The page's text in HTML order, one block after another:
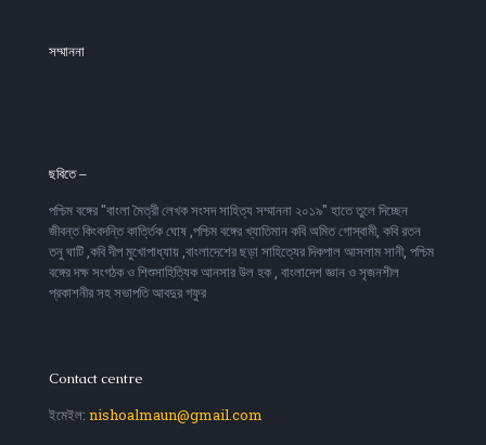
সম্মাননা
ছবিতে –
পশ্চিম বঙ্গের ''বাংলা মৈত্রী লেখক সংসদ সাহিত্য সম্মাননা ২০১৯'' হাতে তুলে দিচ্ছেন
জীবন্ত কিংবদন্তি কার্ত্তিক ঘোষ ,পশ্চিম বঙ্গের খ্যাতিমান কবি অমিত গোস্বামী, কবি রতন
তনু ঘাটি ,কবি দীপ মুখোপাধ্যায় ,বাংলাদেশের ছড়া সাহিত্যের দিকপাল আসলাম সানী, পশ্চিম
বঙ্গের দক্ষ সংগঠক ও শিশুসাহিত্যিক আনসার উল হক , বাংলাদেশ জ্ঞান ও সৃজনশীল
প্রকাশনীর সহ সভাপতি আবদুর গফুর
Contact centre
ইমেইল: nishoalmaun@gmail.com